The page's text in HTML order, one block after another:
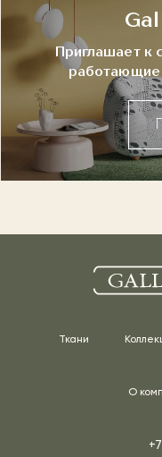
Приглашает к
работающие
Ткани
О